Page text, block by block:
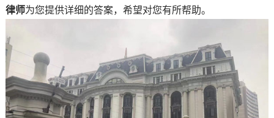
律师为您提供详细的答案，希望对您有所帮助。